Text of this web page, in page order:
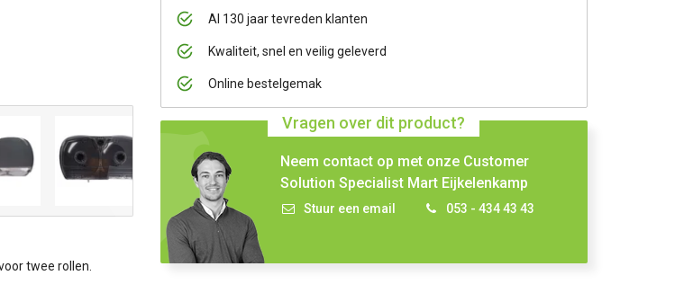
Al 130 jaar tevreden klanten
Kwaliteit, snel en veilig geleverd
Online bestelgemak
Vragen over dit product?
Neem contact op met onze Customer
Solution Specialist Mart Eijkelenkamp
Stuur een email 053 - 434 43 43
twee rollen.